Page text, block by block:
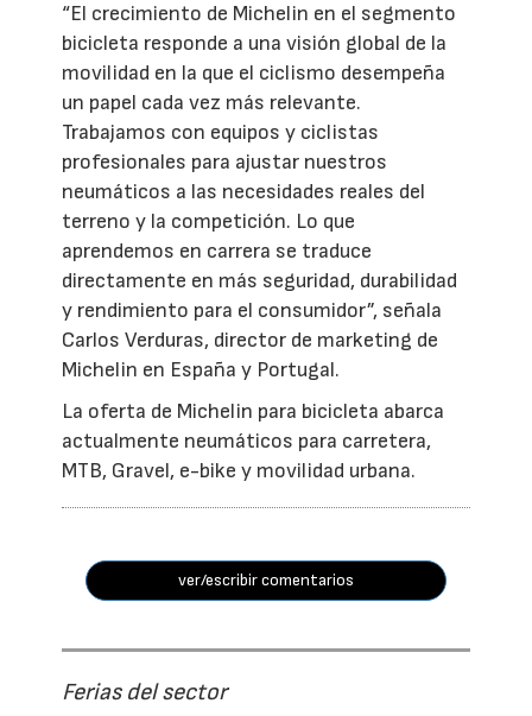
“El crecimiento de Michelin en el segmento
bicicleta responde a una visión global de la
movilidad en la que el ciclismo desempeña
un papel cada vez más relevante.
Trabajamos con equipos y ciclistas
profesionales para ajustar nuestros
neumáticos a las necesidades reales del
terreno y la competición. Lo que
aprendemos en carrera se traduce
directamente en más seguridad, durabilidad
y rendimiento para el consumidor”, señala
Carlos Verduras, director de marketing de
Michelin en España y Portugal.
La oferta de Michelin para bicicleta abarca
actualmente neumáticos para carretera,
MTB, Gravel, e-bike y movilidad urbana.
ver/escribir comentarios
Ferias del sector